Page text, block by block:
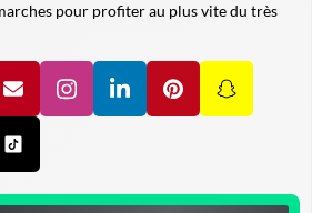
pour profiter au plus vite du très